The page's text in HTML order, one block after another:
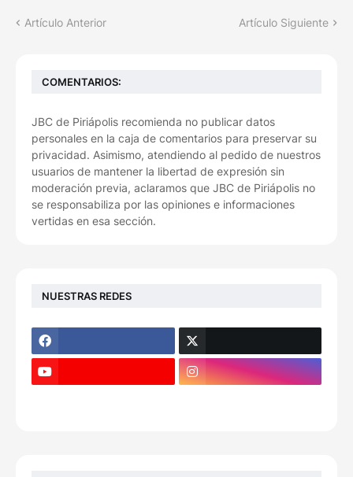
Artículo Anterior Artículo Siguiente
COMENTARIOS:
JBC de Piriápolis recomienda no publicar datos
personales en la caja de comentarios para preservar su
privacidad. Asimismo, atendiendo al pedido de nuestros
usuarios de mantener la libertad de expresión sin
moderación previa, aclaramos que JBC de Piriápolis no
se responsabiliza por las opiniones e informaciones
vertidas en esa sección.
NUESTRAS REDES